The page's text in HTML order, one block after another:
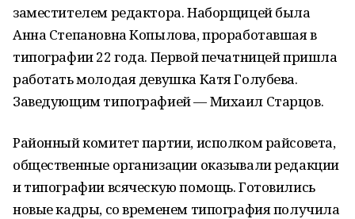
заместителем редактора. Наборщицей была
Анна Степановна Копылова, проработавшая в
типографии 22 года. Первой печатницей пришла
работать молодая девушка Катя Голубева.
Заведующим типографией — Михаил Старцов.
Районный комитет партии, исполком райсовета,
общественные организации оказывали редакции
и типографии всяческую помощь. Готовились
новые кадры, со временем типография получила